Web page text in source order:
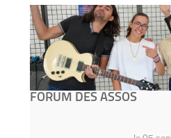
FORUM DES ASSOS